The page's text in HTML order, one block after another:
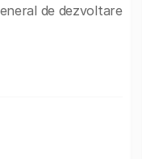
de dezvoltare